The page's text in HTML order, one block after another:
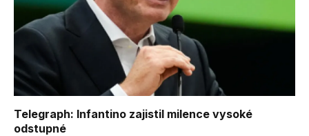
Telegraph: Infantino zajistil milence vysoké
odstupné